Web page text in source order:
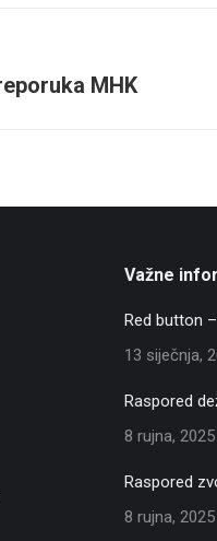
MHK
Važne
Red button
13 siječnja,
Raspored
8 rujna, 2025
Raspored
8 rujna, 2025